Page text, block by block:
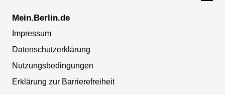
Mein.Berlin.de
Impressum
Datenschutzerklärung
Nutzungsbedingungen
Erklärung zur Barrierefreiheit